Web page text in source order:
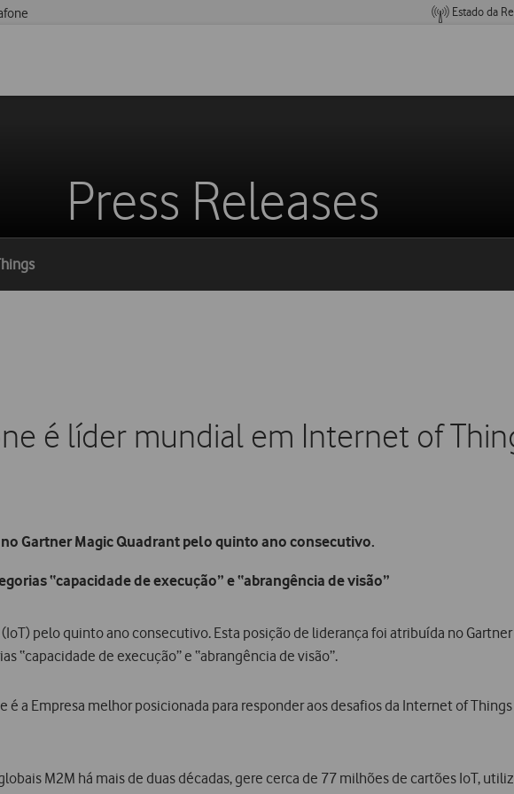
Estado da
Press Releases
é líder mundial em Internet of
Gartner Magic Quadrant pelo quinto ano consecutivo.
“capacidade de execução” e “abrangência de visão”
pelo quinto ano consecutivo. Esta posição de liderança foi atribuída no
“capacidade de execução” e “abrangência de visão”.
é a Empresa melhor posicionada para responder aos desafios da Internet of
M2M há mais de duas décadas, gere cerca de 77 milhões de cartões IoT,